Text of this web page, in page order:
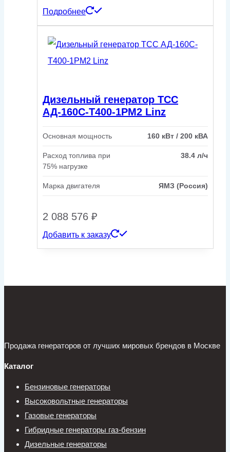
Подробнее
Дизельный генератор ТСС
АД-160С-Т400-1РМ2 Linz
Основная мощность 160 кВт / 200 кВА
Расход топлива при
75% нагрузке
38.4 л/ч
Марка двигателя ЯМЗ (Россия)
2 088 576 ₽
Добавить к заказу
Продажа генераторов от лучших мировых брендов в Москве
Каталог
Бензиновые генераторы
Высоковольтные генераторы
Газовые генераторы
Гибридные генераторы газ-бензин
Дизельные генераторы